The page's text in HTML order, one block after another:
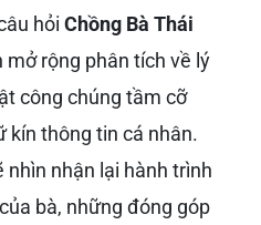
hỏi Chồng Bà Thái
mở rộng phân tích về lý
công chúng tầm cỡ
kín thông tin cá nhân.
nhận lại hành trình
bà, những đóng góp